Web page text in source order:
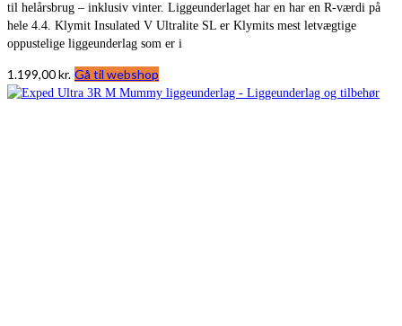
til helårsbrug – inklusiv vinter. Liggeunderlaget har en har en R-værdi på
hele 4.4. Klymit Insulated V Ultralite SL er Klymits mest letvægtige
oppustelige liggeunderlag som er i
1.199,00kr. Gå til webshop